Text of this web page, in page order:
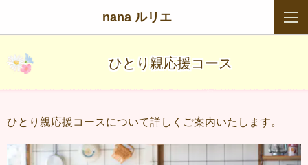
nana ルリエ
ひとり親応援コース
ひとり親応援コースについて詳しくご案内いたします。